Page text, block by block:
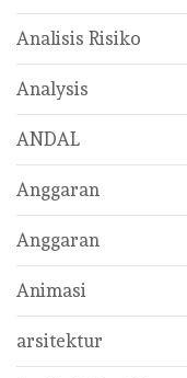
Analisis Risiko
Analysis
ANDAL
Anggaran
Anggaran
Animasi
arsitektur